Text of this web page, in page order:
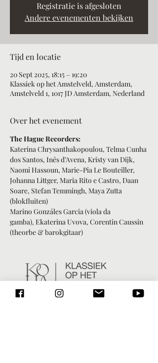
Registratie is afgesloten
Andere evenementen bekijken
Tijd en locatie
20 Sept 2025, 18:15 – 19:20
Klassiek op het Amstelveld, Amsterdam,
Amstelveld 1, 1017 JD Amsterdam, Nederland
Over het evenement
The Hague Recorders:
Katerina Chrysanthakopoulou, Telma Cunha
dos Santos, Inês d’Avena, Kristy van Dijk,
Naomi Hassoun, Marie-Pia Le Bouteiller,
Johanna Littger, Maria Rito e Castro, Daan
Soare, Stefan Temmingh, Maya Zutta
(blokfluiten)
Marino Gonzáles Garcia (viola da
gamba), Ekaterina Uvova, Corentin Caussin
(theorbe & barokgitaar)